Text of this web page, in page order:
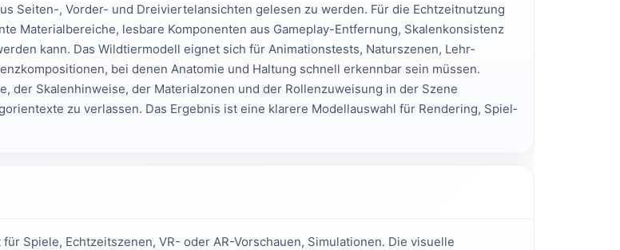
Seiten-, Vorder- und Dreiviertel­ansichten gelesen zu werden. Für die Echtzeit­nutzung
Material­bereiche, lesbare Komponenten aus Gameplay-Entfernung, Skalen­konsistenz
kann. Das Wildtier­modell eignet sich für Animations­tests, Naturszenen, Lehr­
bei denen Anatomie und Haltung schnell erkennbar sein müssen.
der Skalen­hinweise, der Material­zonen und der Rollen­zuweisung in der Szene
zu verlassen. Das Ergebnis ist eine klarere Modell­auswahl für Rendering, Spiel­
Spiele, Echtzeit­szenen, VR- oder AR-Vorschauen, Simulationen. Die visuelle